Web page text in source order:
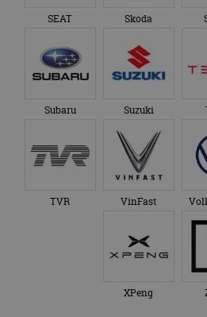
SEAT Skoda
Subaru Suzuki
TVR VinFast
XPeng